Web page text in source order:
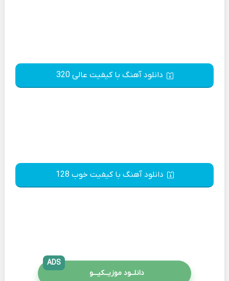
دانلود آهنگ با کیفیت عالی 320
دانلود آهنگ با کیفیت خوب 128
دانلــود موزیــکیـــو
ADS